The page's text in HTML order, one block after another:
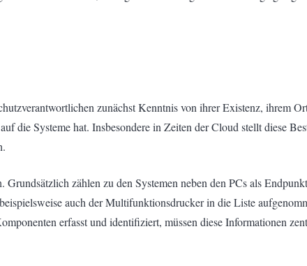
zunächst Kenntnis von ihrer Existenz, ihrem
Systeme hat. Insbesondere in Zeiten der Cloud stellt diese
zählen zu den Systemen neben den PCs als
auch der Multifunktionsdrucker in die Liste
erfasst und identifiziert, müssen diese Informationen